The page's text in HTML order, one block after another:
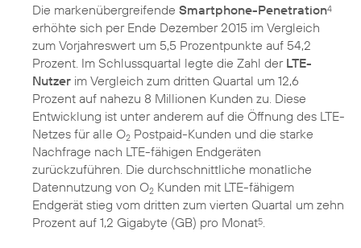
Die markenübergreifende Smartphone-Penetration4
erhöhte sich per Ende Dezember 2015 im Vergleich
zum Vorjahreswert um 5,5 Prozentpunkte auf 54,2
Prozent. Im Schlussquartal legte die Zahl der LTE-
Nutzer im Vergleich zum dritten Quartal um 12,6
Prozent auf nahezu 8 Millionen Kunden zu. Diese
Entwicklung ist unter anderem auf die Öffnung des LTE-
Netzes für alle O2 Postpaid-Kunden und die starke
Nachfrage nach LTE-fähigen Endgeräten
zurückzuführen. Die durchschnittliche monatliche
Datennutzung von O2 Kunden mit LTE-fähigem
Endgerät stieg vom dritten zum vierten Quartal um zehn
Prozent auf 1,2 Gigabyte (GB) pro Monat5